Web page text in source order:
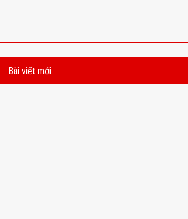
Bài viết mới